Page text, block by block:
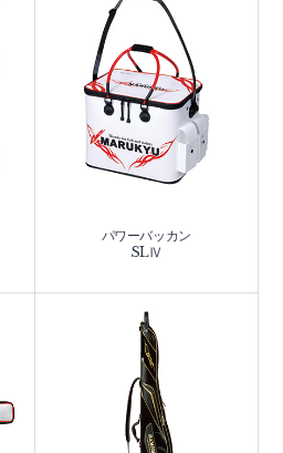
パワーバッカン
SLⅣ